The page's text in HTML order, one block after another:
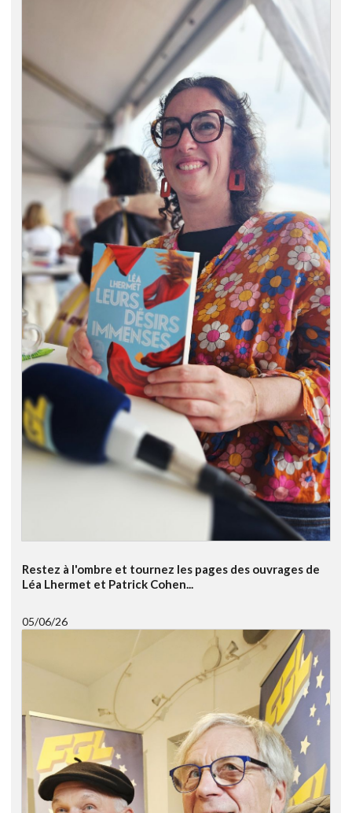
Restez à l'ombre et tournez les pages des ouvrages de
Léa Lhermet et Patrick Cohen...
05/06/26